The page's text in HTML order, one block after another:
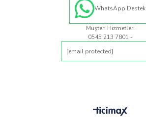
WhatsApp Destek
Müşteri Hizmetleri
0545 213 7801 -
[email protected]